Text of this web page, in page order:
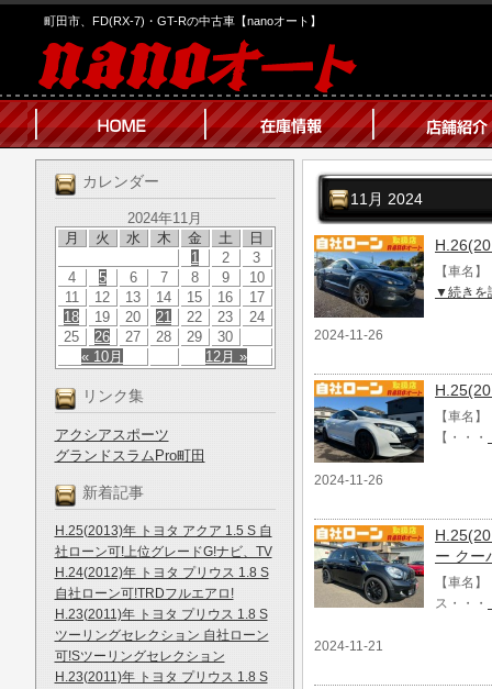
町田市、FD(RX-7)・GT-Rの中古車【nanoオート】
カレンダー
2024年11月
月
火 水 木 金 土 日
« 10月 12月 »
1 2
3
4
5 6 7 8 9
10
11
12 13 14 15 16
17
18
19 20 21 22 23
24
25
26 27 28 29 30
リンク集
アクシアスポーツ
グランドスラムPro町田
新着記事
H.25(2013)年 トヨタ アクア 1.5 S 自
社ローン可!上位グレードG!ナビ、TV
H.24(2012)年 トヨタ プリウス 1.8 S
自社ローン可!TRDフルエアロ!
H.23(2011)年 トヨタ プリウス 1.8 S
ツーリングセレクション 自社ローン
可!Sツーリングセレクション
H.23(2011)年 トヨタ プリウス 1.8 S
11月 2024
【車名
▼続きを
2024-11-26
【車名
【・・・
2024-11-26
ー クー
【車名
ス・・・
2024-11-21